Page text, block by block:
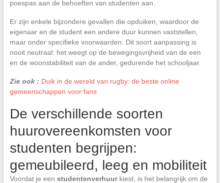
poespas aan de behoeften van studenten aan.
Er zijn enkele bijzondere gevallen die opduiken, waardoor de
eigenaar en de student een andere duur kunnen vaststellen,
maar onder specifieke voorwaarden. Dit soort aanpassing is
nooit neutraal: het weegt op de bewegingsvrijheid van de een
en de woonstabiliteit van de ander, gedurende het schooljaar.
Zie ook : Duik in de wereld van rugby: de beste online
gemeenschappen voor fans
De verschillende soorten
huurovereenkomsten voor
studenten begrijpen:
gemeubileerd, leeg en mobiliteit
Voordat je een studentenverhuurkiest, is het belangrijk om de